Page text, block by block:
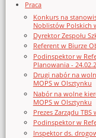
Praca
Konkurs na
Noblistów Polskich
Dyrektor Zespołu
Referent w Biurze
Podinspektor w
Planowania -
Drugi nabór na
MOPS w Olsztynku
Nabór na wolne
MOPS w Olsztynku
Prezes Zarządu
Podinspektor w
Inspektor ds.